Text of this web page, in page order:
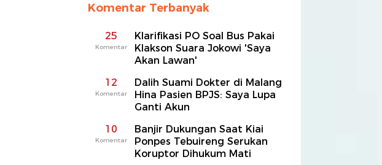
Komentar Terbanyak
25
Komentar
Klarifikasi PO Soal Bus Pakai
Klakson Suara Jokowi 'Saya
Akan Lawan'
12
Komentar
Dalih Suami Dokter di Malang
Hina Pasien BPJS: Saya Lupa
Ganti Akun
10
Komentar
Banjir Dukungan Saat Kiai
Ponpes Tebuireng Serukan
Koruptor Dihukum Mati